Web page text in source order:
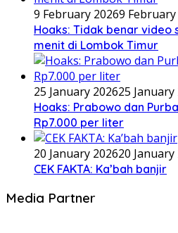
9 February 20269 February
Hoaks: Tidak benar video
menit di Lombok Timur
25 January 202625 January
Hoaks: Prabowo dan
Rp7.000 per liter
20 January 202620 January
CEK FAKTA: Ka’bah banjir
Media Partner